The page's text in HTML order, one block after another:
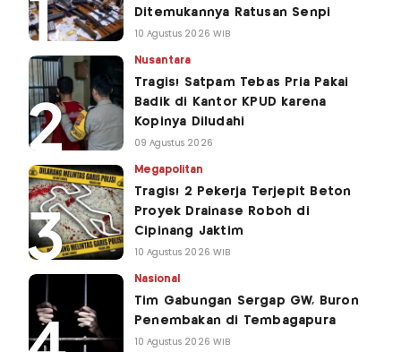
Ditemukannya Ratusan Senpi
10 Agustus 2026 WIB
Nusantara
Tragis! Satpam Tebas Pria Pakai
Badik di Kantor KPUD karena
Kopinya Diludahi
09 Agustus 2026
Megapolitan
Tragis! 2 Pekerja Terjepit Beton
Proyek Drainase Roboh di
Cipinang Jaktim
10 Agustus 2026 WIB
Nasional
Tim Gabungan Sergap GW, Buron
Penembakan di Tembagapura
10 Agustus 2026 WIB